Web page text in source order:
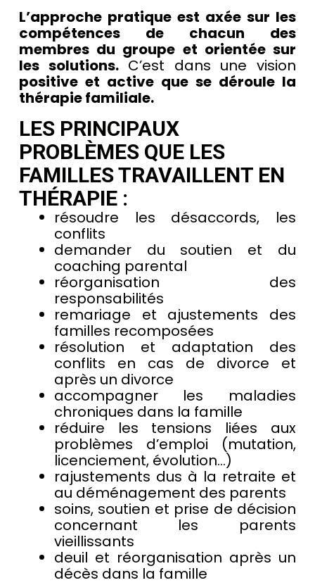
L’approche pratique est axée sur les
compétences de chacun des
membres du groupe et orientée sur
les solutions.C’est dans une vision
positive et active que se déroule la
thérapie familiale.
LES PRINCIPAUX
PROBLÈMES QUE LES
FAMILLES TRAVAILLENT EN
THÉRAPIE :
résoudre les désaccords, les
conflits
demander du soutien et du
coaching parental
réorganisation des
responsabilités
remariage et ajustements des
familles recomposées
résolution et adaptation des
conflits en cas de divorce et
après un divorce
accompagner les maladies
chroniques dans la famille
réduire les tensions liées aux
problèmes d’emploi (mutation,
licenciement, évolution…)
rajustements dus à la retraite et
au déménagement des parents
soins, soutien et prise de décision
concernant les parents
vieillissants
deuil et réorganisation après un
décès dans la famille